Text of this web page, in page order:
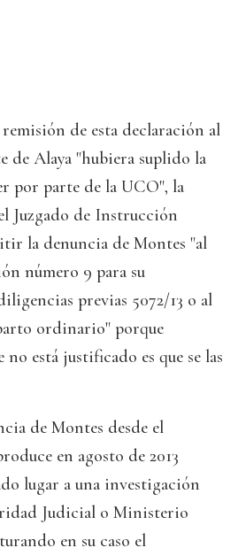
de esta declaración al
de Alaya "hubiera suplido la
por parte de la UCO", la
Juzgado de Instrucción
la denuncia de Montes "al
número 9 para su
previas 5072/13 o al
ordinario" porque
está justificado es que se las
de Montes desde el
en agosto de 2013
lugar a una investigación
Judicial o Ministerio
en su caso el